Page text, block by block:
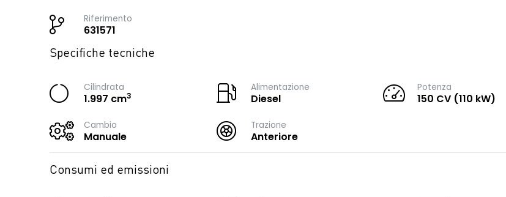
Riferimento
631571
Specifiche tecniche
Cilindrata
1.997 cm3
Alimentazione
Diesel
Potenza
150 CV (110 kW)
Cambio
Manuale
Trazione
Anteriore
Consumi ed emissioni